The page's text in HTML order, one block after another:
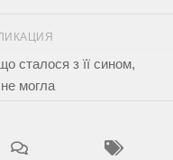
сталося з її сином,
могла